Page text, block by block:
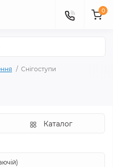
0
Снігоступи
Каталог